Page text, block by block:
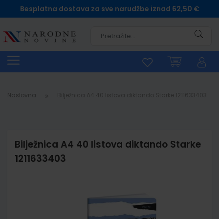
Besplatna dostava za sve narudžbe iznad 62,50 €
Naslovna
Bilježnica A4 40 listova diktando Starke
1211633403